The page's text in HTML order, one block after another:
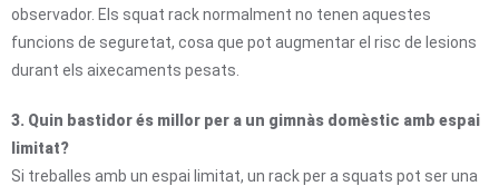
observador. Els squat rack normalment no tenen aquestes
funcions de seguretat, cosa que pot augmentar el risc de lesions
durant els aixecaments pesats.
3. Quin bastidor és millor per a un gimnàs domèstic amb espai
limitat?
Si treballes amb un espai limitat, un rack per a squats pot ser una